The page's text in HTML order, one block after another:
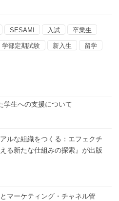
SESAMI 入試 卒業生
学部定期試験 新入生 留学
学生への支援について
ルな組織をつくる：エフェクチ
る新たな仕組みの探索』が出版
マーケティング・チャネル管